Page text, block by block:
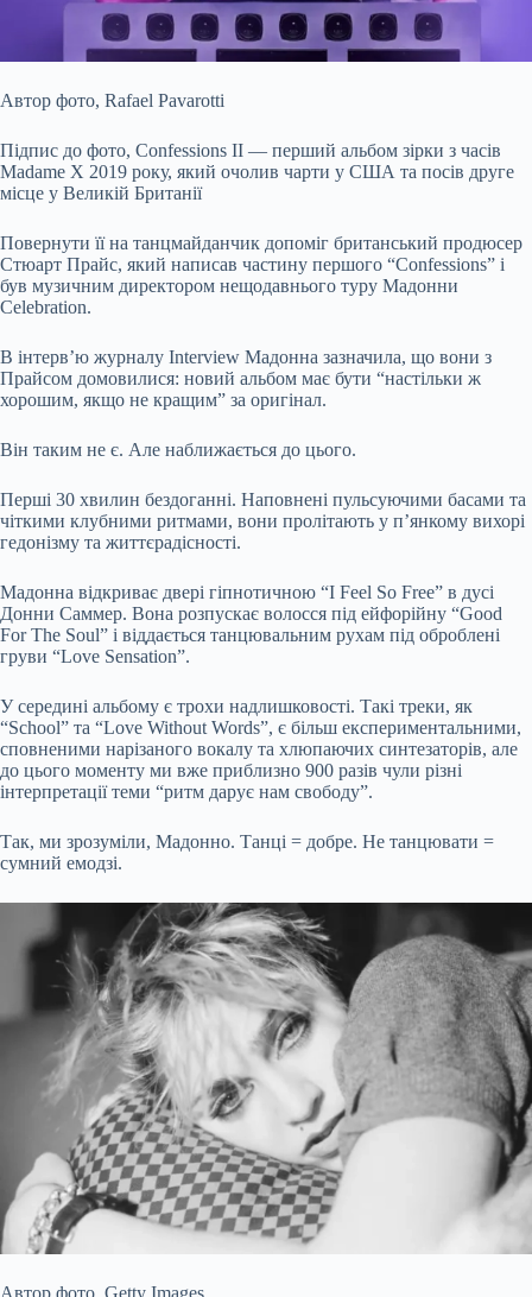
Автор фото, Rafael Pavarotti
Підпис до фото, Confessions II — перший альбом зірки з часів
Madame X 2019 року, який очолив чарти у США та посів друге
місце у Великій Британії
Повернути її на танцмайданчик допоміг британський продюсер
Стюарт Прайс, який написав частину першого “Confessions” і
був музичним директором нещодавнього туру Мадонни
Celebration.
В інтерв’ю журналу Interview Мадонна зазначила, що вони з
Прайсом домовилися: новий альбом має бути “настільки ж
хорошим, якщо не кращим” за оригінал.
Він таким не є. Але наближається до цього.
Перші 30 хвилин бездоганні. Наповнені пульсуючими басами та
чіткими клубними ритмами, вони пролітають у п’янкому вихорі
гедонізму та життєрадісності.
Мадонна відкриває двері гіпнотичною “I Feel So Free” в дусі
Донни Саммер. Вона розпускає волосся під ейфорійну “Good
For The Soul” і віддається танцювальним рухам під оброблені
груви “Love Sensation”.
У середині альбому є трохи надлишковості. Такі треки, як
“School” та “Love Without Words”, є більш експериментальними,
сповненими нарізаного вокалу та хлюпаючих синтезаторів, але
до цього моменту ми вже приблизно 900 разів чули різні
інтерпретації теми “ритм дарує нам свободу”.
Так, ми зрозуміли, Мадонно. Танці = добре. Не танцювати =
сумний емодзі.
Автор фото, Getty Images